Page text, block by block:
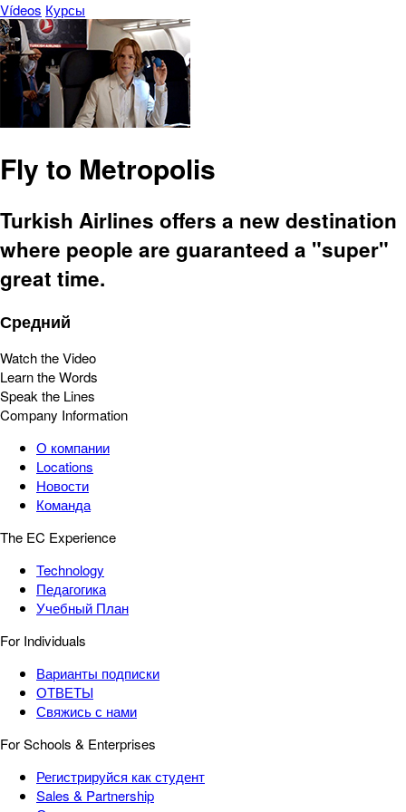
Vídeos Курсы
Fly to Metropolis
Turkish Airlines offers a new destination
where people are guaranteed a "super"
great time.
Средний
Watch the Video
Learn the Words
Speak the Lines
Company Information
О компании
Locations
Новости
Команда
The EC Experience
Technology
Педагогика
Учебный План
For Individuals
Варианты подписки
ОТВЕТЫ
Свяжись с нами
For Schools & Enterprises
Регистрируйся как студент
Sales & Partnership